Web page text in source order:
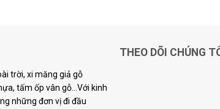
trời, xi măng giả gỗ
tấm ốp vân gỗ...Với kinh
những đơn vị đi đầu
THEO DÕI CHÚNG